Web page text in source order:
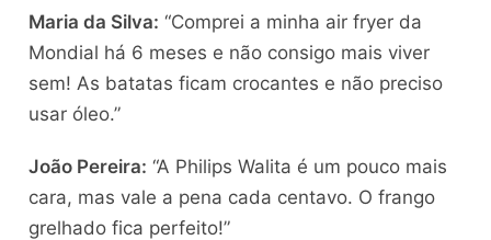
Maria da Silva: “Comprei a minha air fryer da
Mondial há 6 meses e não consigo mais viver
sem! As batatas ficam crocantes e não preciso
usar óleo.”
João Pereira: “A Philips Walita é um pouco mais
cara, mas vale a pena cada centavo. O frango
grelhado fica perfeito!”